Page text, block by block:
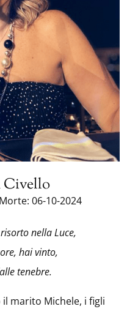
Civello
06-10-2024
nella Luce,
hai vinto,
tenebre.
marito Michele, i figli